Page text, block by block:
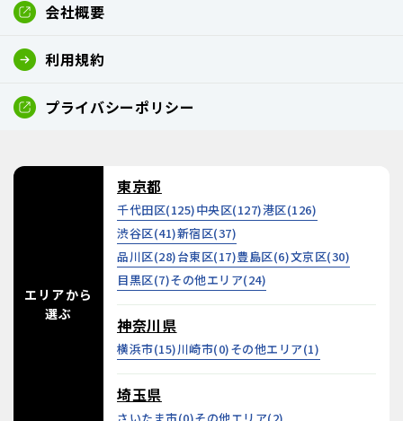
会社概要
利用規約
プライバシーポリシー
エリアから
選ぶ
東京都
千代田区(125)中央区(127)港区(126)
渋谷区(41)新宿区(37)
品川区(28)台東区(17)豊島区(6)文京区(30)
目黒区(7)その他エリア(24)
神奈川県
横浜市(15)川崎市(0)その他エリア(1)
埼玉県